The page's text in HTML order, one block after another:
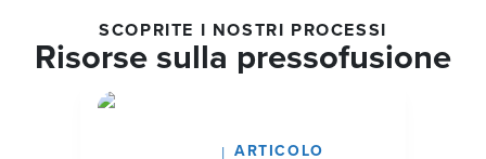
SCOPRITE I NOSTRI PROCESSI
Risorse sulla pressofusione
ARTICOLO